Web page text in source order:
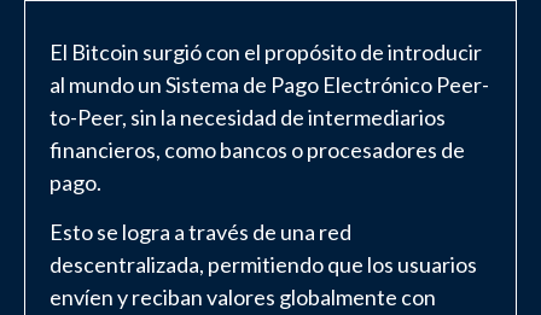
El Bitcoin surgió con el propósito de introducir
al mundo un Sistema de Pago Electrónico Peer-
to-Peer, sin la necesidad de intermediarios
financieros, como bancos o procesadores de
pago.
Esto se logra a través de una red
descentralizada, permitiendo que los usuarios
envíen y reciban valores globalmente con